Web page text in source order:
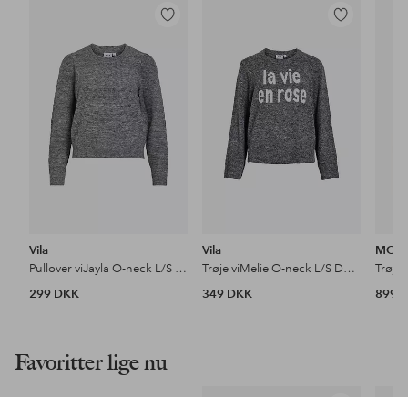
Tilføj
favoritter
Vila
Pullover viJayla O-neck L/S Knit Top
299 DKK
Tilføj
Vila
Trøje viMelie O-neck L/S Detail Knit Top
349 DKK
MOS
Trøje
899
Favoritter lige nu